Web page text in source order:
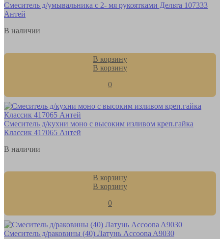
Смеситель д/умывальника с 2- мя рукоятками Дельта 107333
Антей
В наличии
В корзину
В корзину
0
Смеситель д/кухни моно с высоким изливом креп.гайка
Классик 417065 Антей
В наличии
В корзину
В корзину
0
Смеситель д/раковины (40) Латунь Accoona A9030